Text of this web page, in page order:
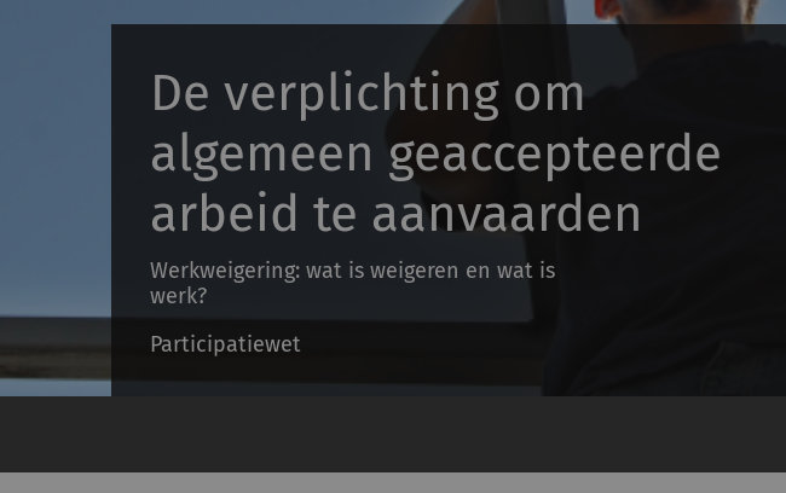
De verplichting om
algemeen geaccepteerde
arbeid te aanvaarden
Werkweigering: wat is weigeren en wat is
werk?
Participatiewet